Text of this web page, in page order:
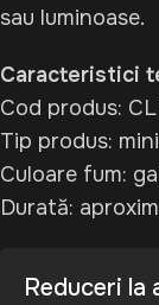
sau luminoase.
Caracteristici
Cod produs:
Tip produs:
Culoare fum:
Durată:
Reduceri